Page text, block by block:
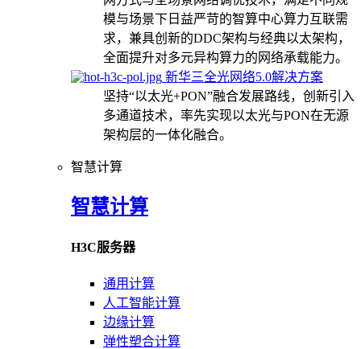
模与场景下日益严苛的智算中心算力互联需
求，兼具创新的DDC架构与经典以太架构，
全面提升对多元异构算力的网络承载能力。
新华三全光网络5.0解决方案
坚持“以太光+PON”融合发展路线，创新引入
多通道技术，率先实现以太光与PON在无源
架构层的一体化融合。
智慧计算
智慧计算
H3C服务器
通用计算
人工智能计算
边缘计算
弹性塑合计算